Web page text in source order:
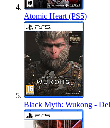
Atomic Heart (PS5)
Black Myth: Wukong -